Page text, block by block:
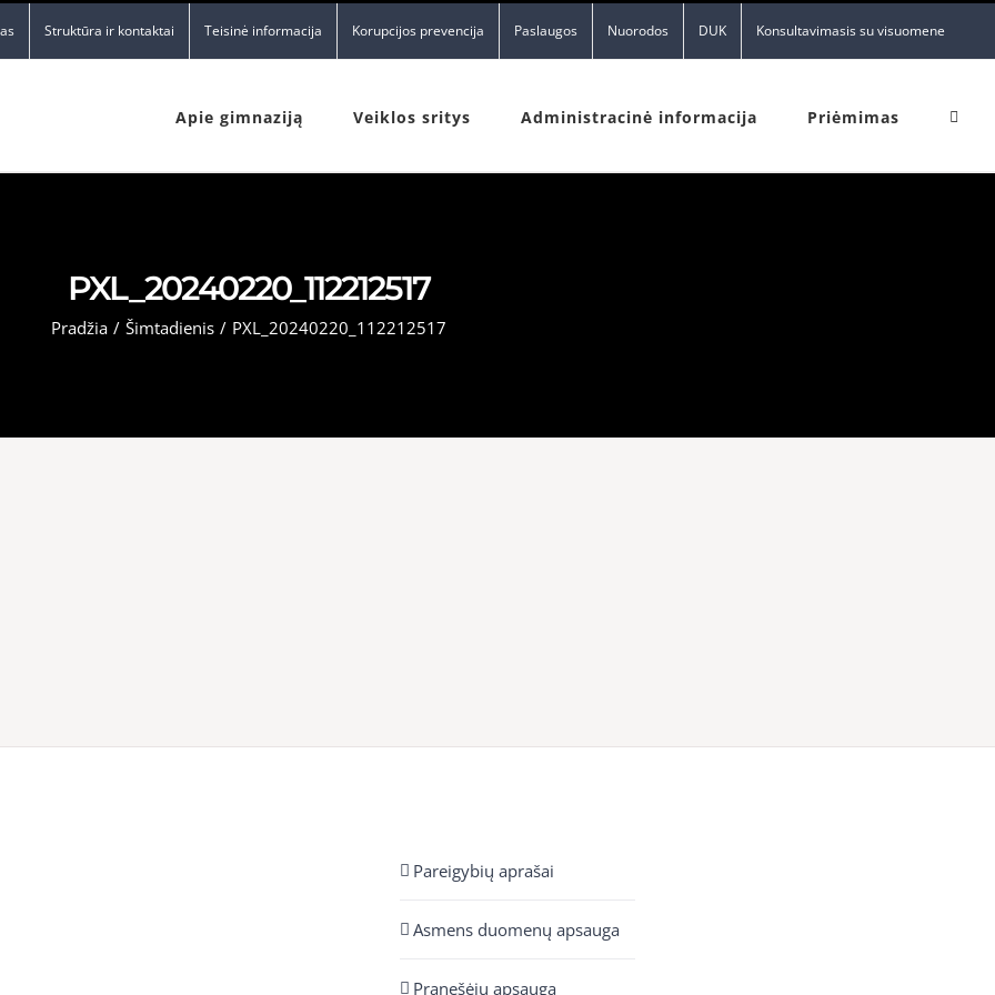
Struktūra ir kontaktai Teisinė informacija Korupcijos prevencija Paslaugos Nuorodos DUK Konsultavimasis su visuomene
Apie gimnaziją Veiklos sritys Administracinė informacija Priėmimas
PXL_20240220_112212517
Pradžia / Šimtadienis / PXL_20240220_112212517
Pareigybių aprašai
Asmens duomenų apsauga
Pranešėjų apsauga